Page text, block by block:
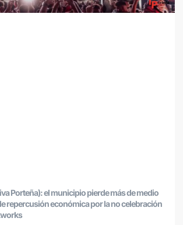
Porteña): el municipio pierde más de medio
repercusión económica por la no celebración